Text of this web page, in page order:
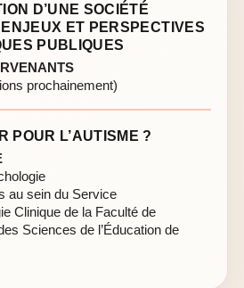
D’UNE SOCIÉTÉ
ET PERSPECTIVES
PUBLIQUES
prochainement)
POUR L’AUTISME ?
au sein du Service
Clinique de la Faculté de
Sciences de l’Éducation de